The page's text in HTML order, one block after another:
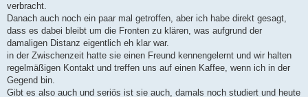
verbracht.
Danach auch noch ein paar mal getroffen, aber ich habe direkt gesagt,
dass es dabei bleibt um die Fronten zu klären, was aufgrund der
damaligen Distanz eigentlich eh klar war.
in der Zwischenzeit hatte sie einen Freund kennengelernt und wir halten
regelmäßigen Kontakt und treffen uns auf einen Kaffee, wenn ich in der
Gegend bin.
Gibt es also auch und seriös ist sie auch, damals noch studiert und heute